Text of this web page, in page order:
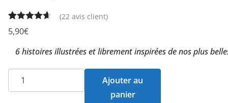
Noté4.64
basé sur
22
client
(22avis client)
5,90€
6 histoires illustrées et librement inspirées de nos plus
quantité
de
Ajouter au
panier